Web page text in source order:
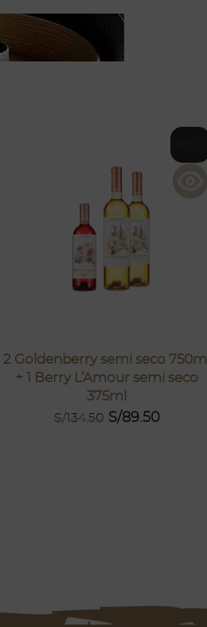
2 Goldenberry semi seco 750ml
+ 1 Berry L’Amour semi seco
375ml
S/134.50 S/89.50